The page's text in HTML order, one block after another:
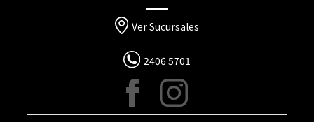
Ver Sucursales
2406 5701